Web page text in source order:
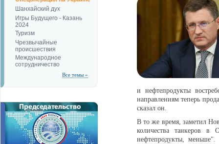
Шанхайский дух
Игры Будущего - Казань
2024
Туризм
Чрезвычайные
происшествия
Международное
сотрудничество
Все темы »
и нефтепродукты
направлениям теперь
сказал он.
В то же время, заметил
количества танкеров в
нефтепродукты, меньше".